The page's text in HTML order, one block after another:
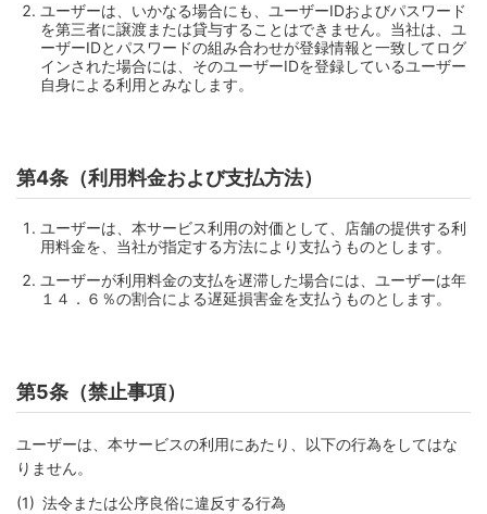
ユーザーは、いかなる場合にも、ユーザーIDおよびパスワード
を第三者に譲渡または貸与することはできません。当社は、ユ
ーザーIDとパスワードの組み合わせが登録情報と一致してログ
インされた場合には、そのユーザーIDを登録しているユーザー
自身による利用とみなします。
第4条（利用料金および支払方法）
ユーザーは、本サービス利用の対価として、店舗の提供する利
用料金を、当社が指定する方法により支払うものとします。
ユーザーが利用料金の支払を遅滞した場合には、ユーザーは年
１４．６％の割合による遅延損害金を支払うものとします。
第5条（禁止事項）
ユーザーは、本サービスの利用にあたり、以下の行為をしてはな
りません。
法令または公序良俗に違反する行為